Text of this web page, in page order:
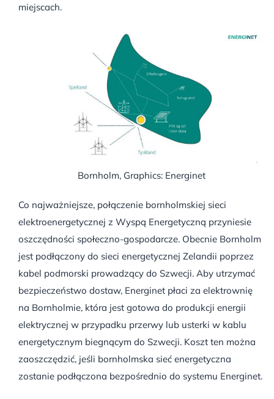
miejscach.
Bornholm, Graphics: Energinet
Co najważniejsze, połączenie bornholmskiej sieci
elektroenergetycznej z Wyspą Energetyczną przyniesie
oszczędności społeczno-gospodarcze. Obecnie Bornholm
jest podłączony do sieci energetycznej Zelandii poprzez
kabel podmorski prowadzący do Szwecji. Aby utrzymać
bezpieczeństwo dostaw, Energinet płaci za elektrownię
na Bornholmie, która jest gotowa do produkcji energii
elektrycznej w przypadku przerwy lub usterki w kablu
energetycznym biegnącym do Szwecji. Koszt ten można
zaoszczędzić, jeśli bornholmska sieć energetyczna
zostanie podłączona bezpośrednio do systemu Energinet.